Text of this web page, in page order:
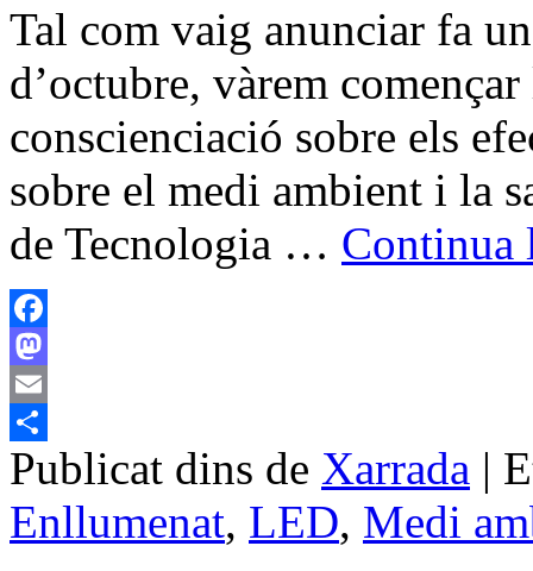
Tal com vaig anunciar fa
d’octubre, vàrem
conscienciació sobre els
sobre el medi ambient i la
de Tecnologia …
Facebook
Mastodon
Email
Comparteix
Publicat dins de Xarrada |
Enllumenat, LED, Medi